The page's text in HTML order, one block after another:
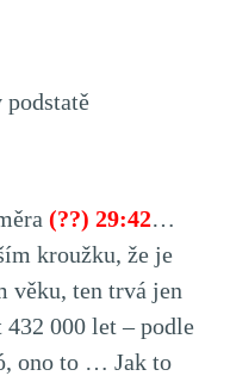
podstatě
(??) 29:42…
kroužku, že je
věku, ten trvá jen
000 let – podle
ono to … Jak to